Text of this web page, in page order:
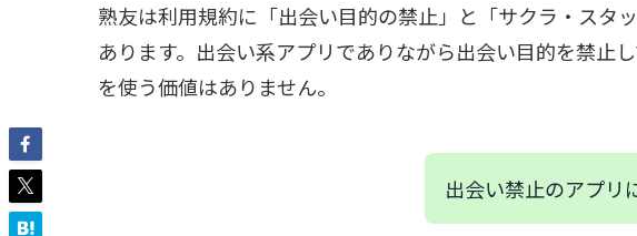
熟友は利用規約に「出会い目的の禁止」と「サクラ・スタ
あります。出会い系アプリでありながら出会い目的を禁止
を使う価値はありません。
出会い禁止のアプリ